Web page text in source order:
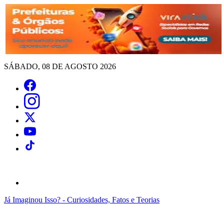
SÁBADO, 08 DE AGOSTO 2026
Já Imaginou Isso? - Curiosidades, Fatos e Teorias